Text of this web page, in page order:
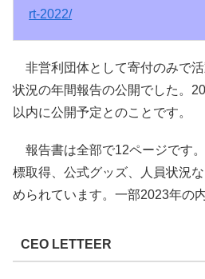
rt-2022/
非営利団体として寄付のみで
状況の年間報告の公開でした。
以内に公開予定とのことです。
報告書は全部で12ページです
標取得、公式グッズ、人員状況
められています。一部2023年の
CEO LETTEER